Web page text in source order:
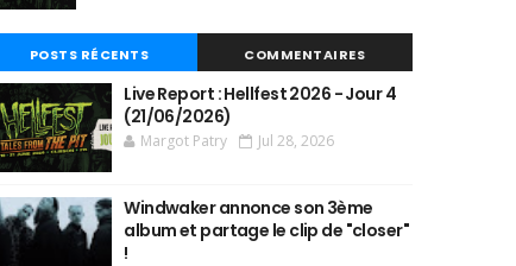
POSTS RÉCENTS COMMENTAIRES
Live Report : Hellfest 2026 - Jour 4
(21/06/2026)
Margot Patry Jul 28, 2026
Windwaker annonce son 3ème
album et partage le clip de "closer"
!